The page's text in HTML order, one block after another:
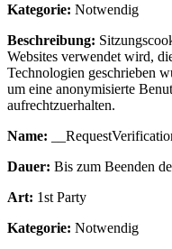
Kategorie: Notwendig
Beschreibung:
Websites verwendet wird,
Technologien geschrieben
um eine anonymisierte
aufrechtzuerhalten.
Name:
Dauer: Bis zum Beenden
Art: 1st Party
Kategorie: Notwendig